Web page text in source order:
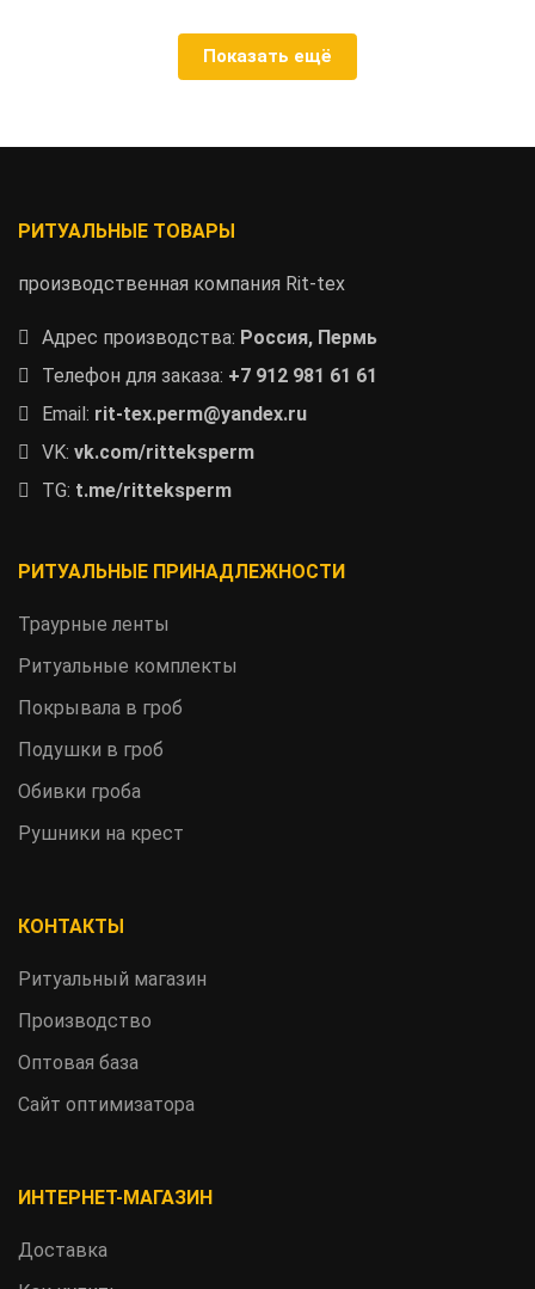
Показать ещё
РИТУАЛЬНЫЕ ТОВАРЫ
производственная компания Rit-tex
Адрес производства: Россия, Пермь
Телефон для заказа: +7 912 981 61 61
Email: rit-tex.perm@yandex.ru
VK: vk.com/ritteksperm
TG: t.me/ritteksperm
РИТУАЛЬНЫЕ ПРИНАДЛЕЖНОСТИ
Траурные ленты
Ритуальные комплекты
Покрывала в гроб
Подушки в гроб
Обивки гроба
Рушники на крест
КОНТАКТЫ
Ритуальный магазин
Производство
Оптовая база
Сайт оптимизатора
ИНТЕРНЕТ-МАГАЗИН
Доставка